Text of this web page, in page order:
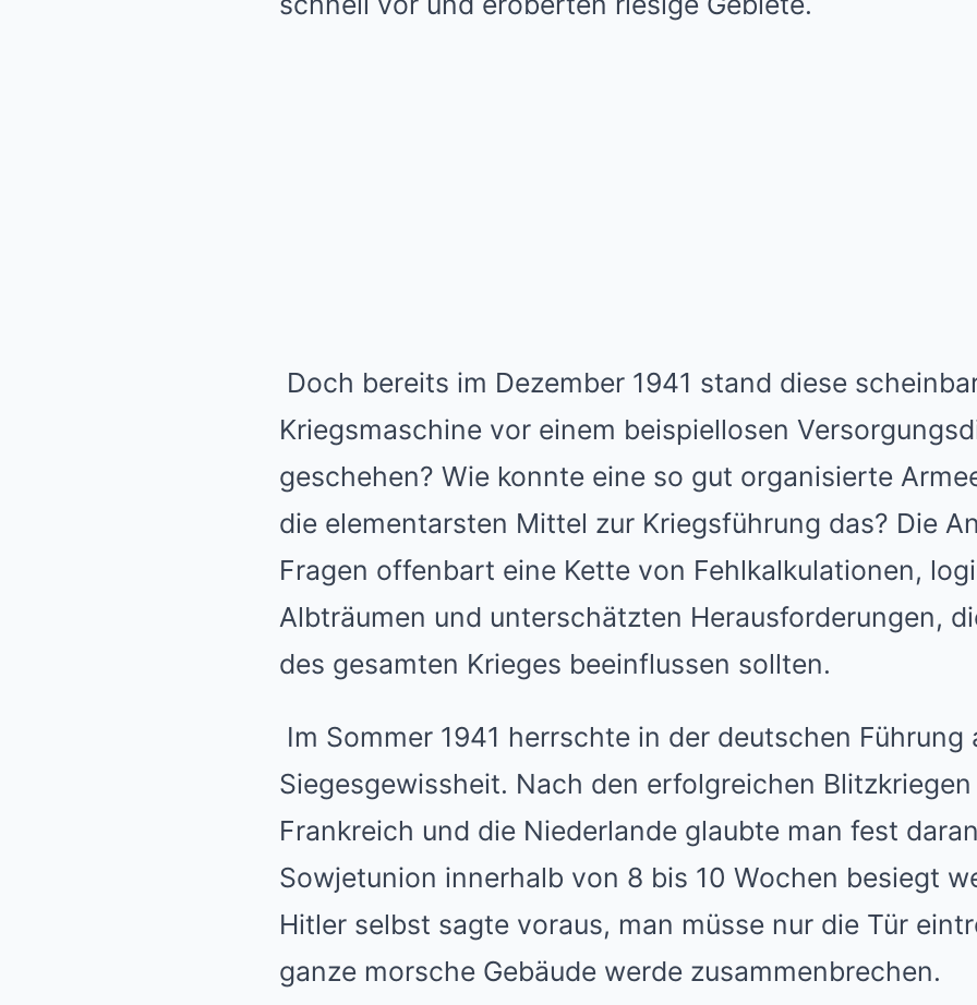
Doch bereits im Dezember 1941 stand diese
Kriegsmaschine vor einem beispiellosen
geschehen? Wie konnte eine so gut organisierte
die elementarsten Mittel zur Kriegsführung das? Die
Fragen offenbart eine Kette von Fehlkalkulationen,
Albträumen und unterschätzten Herausforderungen,
des gesamten Krieges beeinflussen sollten.
Im Sommer 1941 herrschte in der deutschen Führung
Siegesgewissheit. Nach den erfolgreichen
Frankreich und die Niederlande glaubte man fest
Sowjetunion innerhalb von 8 bis 10 Wochen besiegt
Hitler selbst sagte voraus, man müsse nur die Tür
ganze morsche Gebäude werde zusammenbrechen.